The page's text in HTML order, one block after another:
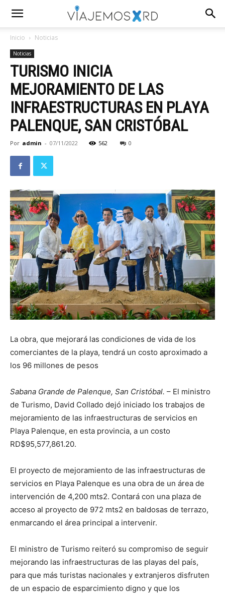
Inicio Noticias
Noticias
TURISMO INICIA
MEJORAMIENTO DE LAS
INFRAESTRUCTURAS EN PLAYA
PALENQUE, SAN CRISTÓBAL
Por admin - 07/11/2022 562 0
La obra, que mejorará las condiciones de vida de los
comerciantes de la playa, tendrá un costo aproximado a
los 96 millones de pesos
Sabana Grande de Palenque, San Cristóbal. – El ministro
de Turismo, David Collado dejó iniciado los trabajos de
mejoramiento de las infraestructuras de servicios en
Playa Palenque, en esta provincia, a un costo
RD$95,577,861.20.
El proyecto de mejoramiento de las infraestructuras de
servicios en Playa Palenque es una obra de un área de
intervención de 4,200 mts2. Contará con una plaza de
acceso al proyecto de 972 mts2 en baldosas de terrazo,
enmarcando el área principal a intervenir.
El ministro de Turismo reiteró su compromiso de seguir
mejorando las infraestructuras de las playas del país,
para que más turistas nacionales y extranjeros disfruten
de un espacio de esparcimiento digno y que los